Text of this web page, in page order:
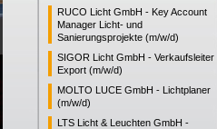
RUCO Licht GmbH - Key Account
Manager Licht- und
Sanierungsprojekte (m/w/d)
SIGOR Licht GmbH - Verkaufsleiter
Export (m/w/d)
MOLTO LUCE GmbH - Lichtplaner
(m/w/d)
LTS Licht & Leuchten GmbH -